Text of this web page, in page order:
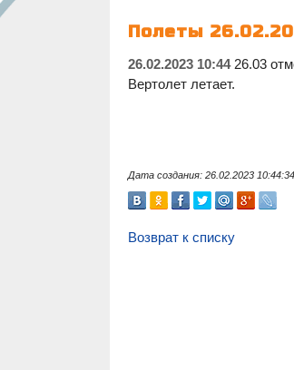
Полеты
26.02.2023 10:4426.03
Вертолет летает.
Дата создания: 26.02.2023 10:44:34
Возврат к списку